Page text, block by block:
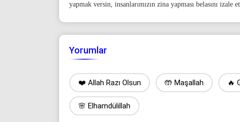
yapmak versin, insanlarımızın zina yapması belasını
Yorumlar
❤️ Allah Razı Olsun 🤲 Maşallah 🔥
🌸 Elhamdülillah